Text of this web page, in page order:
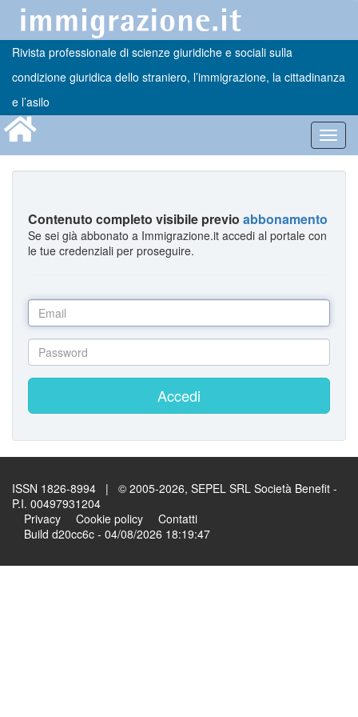
Rivista professionale di scienze giuridiche e sociali sulla
condizione giuridica dello straniero, l’immigrazione, la cittadinanza
e l’asilo
Contenuto completo visibile previo abbonamento
Se sei già abbonato a Immigrazione.it accedi al portale con
le tue credenziali per proseguire.
Accedi
ISSN 1826-8994 | © 2005-2026, SEPEL SRL Società Benefit -
P.I. 00497931204
Privacy
Cookie policy
Contatti
Build d20cc6c - 04/08/2026 18:19:47